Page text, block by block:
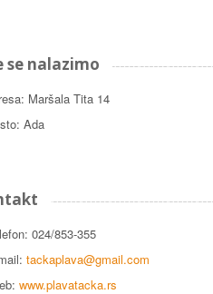
se nalazimo
Maršala Tita 14
Ada
024/853-355
tackaplava@gmail.com
www.plavatacka.rs